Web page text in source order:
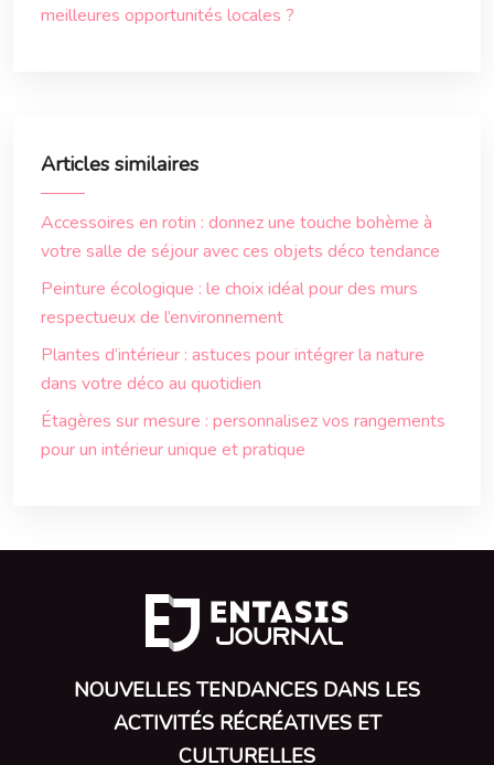
meilleures opportunités locales ?
Articles similaires
Accessoires en rotin : donnez une touche bohème à
votre salle de séjour avec ces objets déco tendance
Peinture écologique : le choix idéal pour des murs
respectueux de l’environnement
Plantes d’intérieur : astuces pour intégrer la nature
dans votre déco au quotidien
Étagères sur mesure : personnalisez vos rangements
pour un intérieur unique et pratique
NOUVELLES TENDANCES DANS LES
ACTIVITÉS RÉCRÉATIVES ET
CULTURELLES